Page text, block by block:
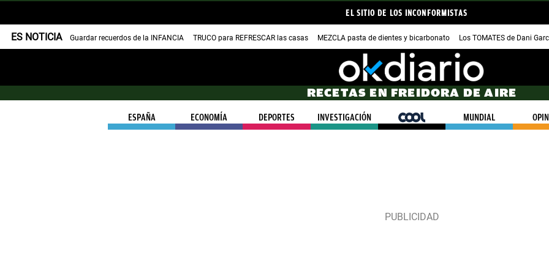
EL SITIO DE LOS INCONFORMISTAS
ES NOTICIA Guardar recuerdos de la INFANCIA TRUCO para REFRESCAR las casas MEZCLA pasta de dientes y bicarbonato Los TOMATES de Dani
RECETAS EN FREIDORA DE AIRE
ESPAÑA ECONOMÍA DEPORTES INVESTIGACIÓN COOL MUNDIAL